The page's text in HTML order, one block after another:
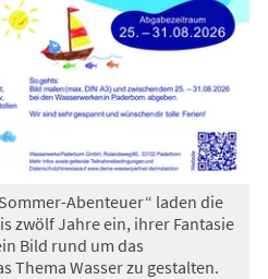
Abenteuer“ laden die
zwölf Jahre ein, ihrer Fantasie
Bild rund um das
Thema Wasser zu gestalten.